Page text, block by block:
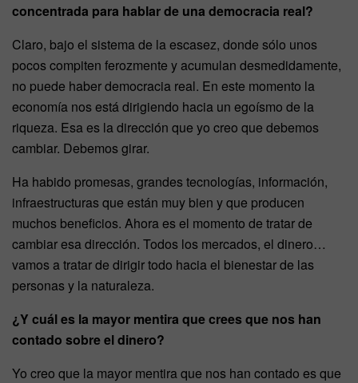
concentrada para hablar de una democracia real?
Claro, bajo el sistema de la escasez, donde sólo unos
pocos compiten ferozmente y acumulan desmedidamente,
no puede haber democracia real. En este momento la
economía nos está dirigiendo hacia un egoísmo de la
riqueza. Esa es la dirección que yo creo que debemos
cambiar. Debemos girar.
Ha habido promesas, grandes tecnologías, información,
infraestructuras que están muy bien y que producen
muchos beneficios. Ahora es el momento de tratar de
cambiar esa dirección. Todos los mercados, el dinero…
vamos a tratar de dirigir todo hacia el bienestar de las
personas y la naturaleza.
¿Y cuál es la mayor mentira que crees que nos han
contado sobre el dinero?
Yo creo que la mayor mentira que nos han contado es que